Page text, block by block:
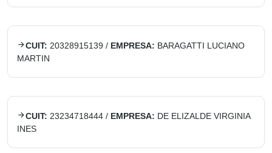
CUIT: 20328915139 / EMPRESA: BARAGATTI LUCIANO
MARTIN
CUIT: 23234718444 / EMPRESA: DE ELIZALDE VIRGINIA
INES